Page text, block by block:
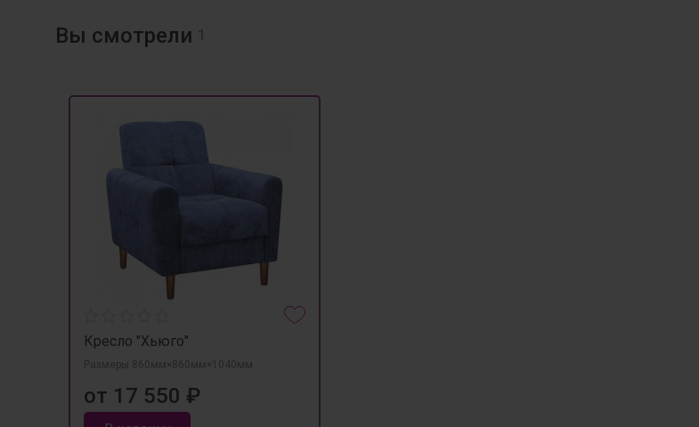
Вы смотрели
Кресло "Хьюго"
Размеры 860мм×860мм×1040мм
от 17 550 ₽